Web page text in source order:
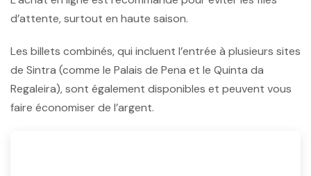
d’attente, surtout en haute saison.
Les billets combinés, qui incluent l’entrée à plusieurs sites
de Sintra (comme le Palais de Pena et le Quinta da
Regaleira), sont également disponibles et peuvent vous
faire économiser de l’argent.